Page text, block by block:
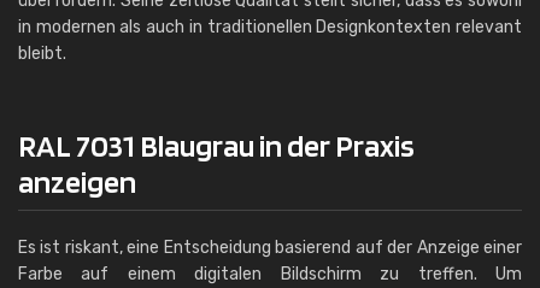
in modernen als auch in traditionellen Designkontexten relevant
bleibt.
RAL 7031 Blaugrau in der Praxis
anzeigen
Es ist riskant, eine Entscheidung basierend auf der Anzeige einer
Farbe auf einem digitalen Bildschirm zu treffen. Um